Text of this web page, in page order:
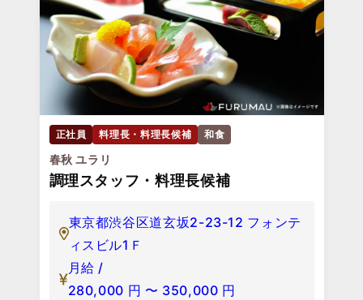
正社員 料理長・料理長候補 和食
春秋 ユラリ
調理スタッフ・料理長候補
東京都渋谷区道玄坂2-23-12 フォンテ
ィスビル1Ｆ
月給 /
280,000 円 〜 350,000 円